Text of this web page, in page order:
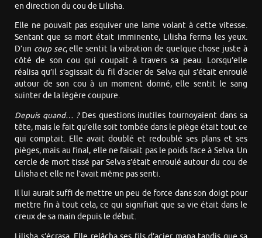
en direction du cou de Lilisha.
Elle ne pouvait pas esquiver une lame volant à cette vitesse.
Sentant que sa mort était imminente, Lilisha ferma les yeux.
D’un coup sec, elle sentit la vibration de quelque chose juste à
côté de son cou qui coupait à travers sa peau. Lorsqu’elle
réalisa qu’il s’agissait du fil d’acier de Selva qui s’était enroulé
autour de son cou à un moment donné, elle sentit le sang
suinter de la légère coupure.
Depuis quand… ?Des questions inutiles tournoyaient dans sa
tête, mais le fait qu’elle soit tombée dans le piège était tout ce
qui comptait. Elle avait doublé et redoublé ses plans et ses
pièges, mais au final, elle ne faisait pas le poids face à Selva. Un
cercle de mort tissé par Selva s’était enroulé autour du cou de
Lilisha et elle ne l’avait même pas senti.
Il lui aurait suffi de mettre un peu de force dans son doigt pour
mettre fin à tout cela, ce qui signifiait que sa vie était dans le
creux de sa main depuis le début.